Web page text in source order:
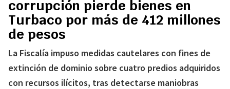
corrupción pierde bienes en
Turbaco por más de 412 millones
de pesos
La Fiscalía impuso medidas cautelares con fines de
extinción de dominio sobre cuatro predios adquiridos
con recursos ilícitos, tras detectarse maniobras